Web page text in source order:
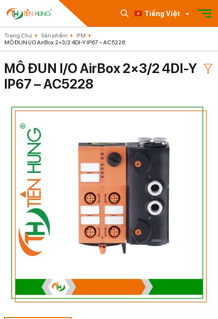
Tiếng Việt
Trang Chủ Sản phẩm
IFM
MÔ ĐUN I/O AirBox 2×3/2 4DI-Y IP67 – AC5228
MÔ ĐUN I/O AirBox 2×3/2 4DI-Y
IP67 – AC5228